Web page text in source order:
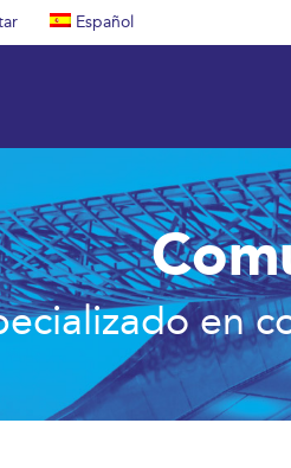
Español
en